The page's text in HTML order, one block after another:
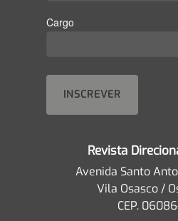
Cargo
Revista
Avenida Santo
Vila Osasco /
CEP.